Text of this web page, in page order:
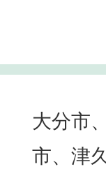
大分市
市、津